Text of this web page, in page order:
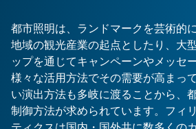
都市照明は、ランドマークを芸術的
地域の観光産業の起点としたり、大
ップを通じてキャンペーンやメッセ
様々な活用方法でその需要が高まっ
い演出方法も多岐に渡ることから、
制御方法が求められています。フィ